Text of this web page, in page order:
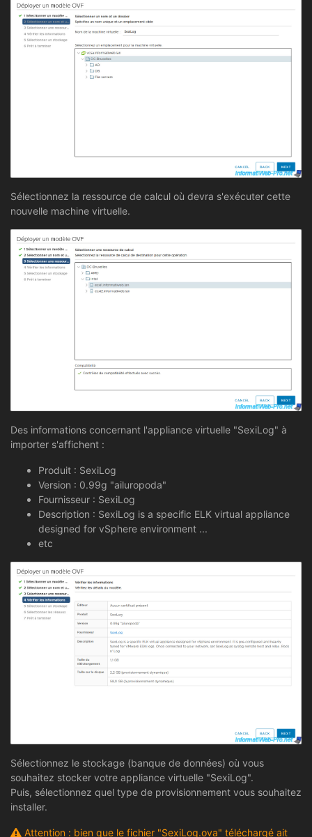
Sélectionnez la ressource de calcul où devra s'exécuter cette
nouvelle machine virtuelle.
Des informations concernant l'appliance virtuelle "SexiLog" à
importer s'affichent :
Produit : SexiLog
Version : 0.99g "ailuropoda"
Fournisseur : SexiLog
Description : SexiLog is a specific ELK virtual appliance
designed for vSphere environment ...
etc
Sélectionnez le stockage (banque de données) où vous
souhaitez stocker votre appliance virtuelle "SexiLog".
Puis, sélectionnez quel type de provisionnement vous souhaitez
installer.
Attention : bien que le fichier "SexiLog.ova" téléchargé ait